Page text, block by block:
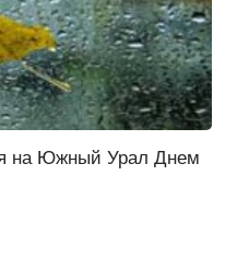
на Южный Урал Днем